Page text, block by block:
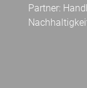
Partner: